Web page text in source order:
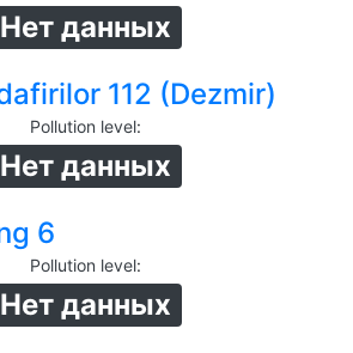
Нет данных
112 (Dezmir)
Pollution level:
Нет данных
6
Pollution level:
Нет данных